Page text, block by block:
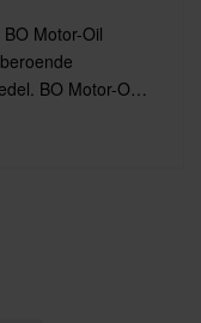
Motor-Oil
BO Motor-Oils
produkter för